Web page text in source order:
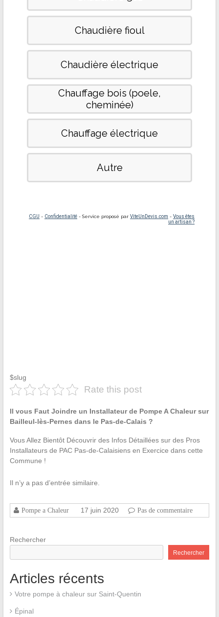
$slug
Rate this post
Il vous Faut Joindre un Installateur de Pompe A Chaleur sur
Bailleul-lès-Pernes dans le Pas-de-Calais ?
Vous Allez Bientôt Découvrir des Infos Détaillées sur des Pros
Installateurs de PAC Pas-de-Calaisiens en Exercice dans cette
Commune !
Il n’y a pas d’entrée similaire.
Pompe a Chaleur 17 juin 2020 Pas de commentaire
Rechercher
Rechercher
Articles récents
Votre pompe à chaleur sur Saint-Quentin
Épinal